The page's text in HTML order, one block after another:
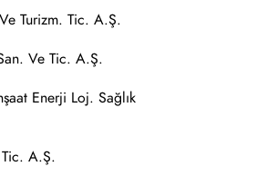
Turizm. Tic. A.Ş.
Ve Tic. A.Ş.
Enerji Loj. Sağlık
A.Ş.